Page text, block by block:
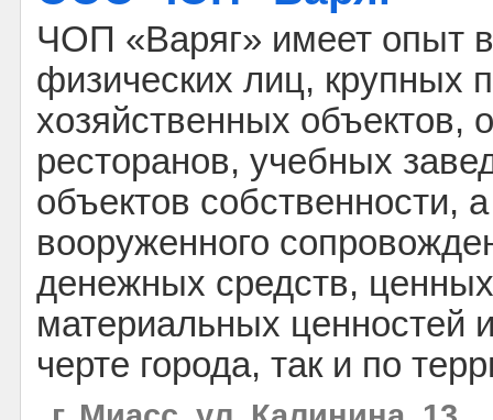
ЧОП «Варяг» имеет опыт
физических лиц, крупных
хозяйственных объектов,
ресторанов, учебных
объектов собственности,
вооруженного
денежных средств,
материальных ценностей
черте города, так и по